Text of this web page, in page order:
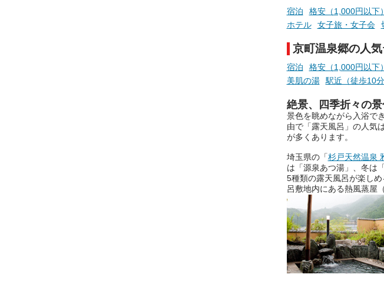
宿泊 格安（1,000円以下）
ホテル
女子旅・女子会
京町温泉郷の人
宿泊 格安（1,000円以下）
美肌の湯
駅近（徒歩10分
絶景、四季折々の
景色を眺めながら入浴で
由で「露天風呂」の人気
が多くあります。
埼玉県の「杉戸天然温泉
は「源泉あつ湯」、冬は
5種類の露天風呂が楽し
呂敷地内にある熱風蒸屋